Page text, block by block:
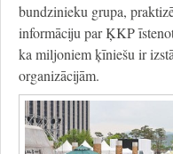
bundzinieku grupa,
informāciju par ĶKP
ka miljoniem ķīniešu ir
organizācijām.